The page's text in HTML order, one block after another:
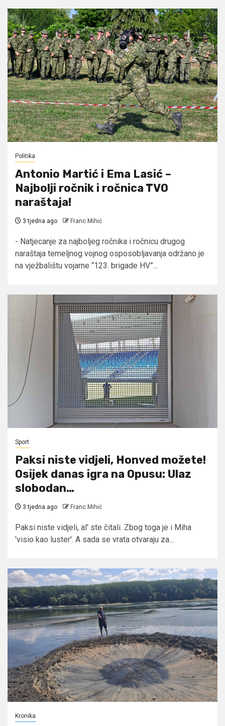
Politika
Antonio Martić i Ema Lasić –
Najbolji ročnik i ročnica TVO
naraštaja!
3 tjedna ago Franc Mihić
- Natjecanje za najboljeg ročnika i ročnicu drugog
naraštaja temeljnog vojnog osposobljavanja održano je
na vježbalištu vojarne “123. brigade HV”...
Sport
Paksi niste vidjeli, Honved možete!
Osijek danas igra na Opusu: Ulaz
slobodan…
3 tjedna ago Franc Mihić
Paksi niste vidjeli, al' ste čitali. Zbog toga je i Miha
'visio kao luster'. A sada se vrata otvaraju za...
Kronika